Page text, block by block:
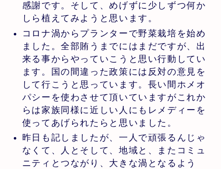
感謝です。そして、めげずに少しずつ何か
しら植えてみようと思います。
コロナ渦からプランターで野菜栽培を始め
ました。全部賄うまでにはまだですが、出
来る事からやっていこうと思い行動してい
ます。国の間違った政策には反対の意見を
して行こうと思っています。長い間ホメオ
パシーを使わさせて頂いていますがこれか
らは家族同様に近しい人にもレメディーを
使ってあげられたらと思いました。
昨日も記しましたが、一人で頑張るんじゃ
なくて、人とそして、地域と、またコミュ
ニティとつながり、大きな渦となるよう